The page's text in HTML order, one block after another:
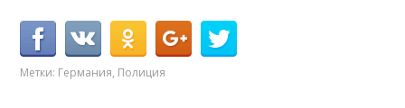
Метки: Германия, Полиция